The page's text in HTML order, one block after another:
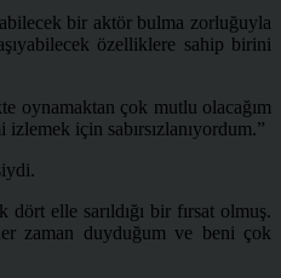
bir aktör bulma zorluğuyla
özelliklere sahip birini
oynamaktan çok mutlu olacağım
için sabırsızlanıyordum.”
elle sarıldığı bir fırsat olmuş.
zaman duyduğum ve beni çok